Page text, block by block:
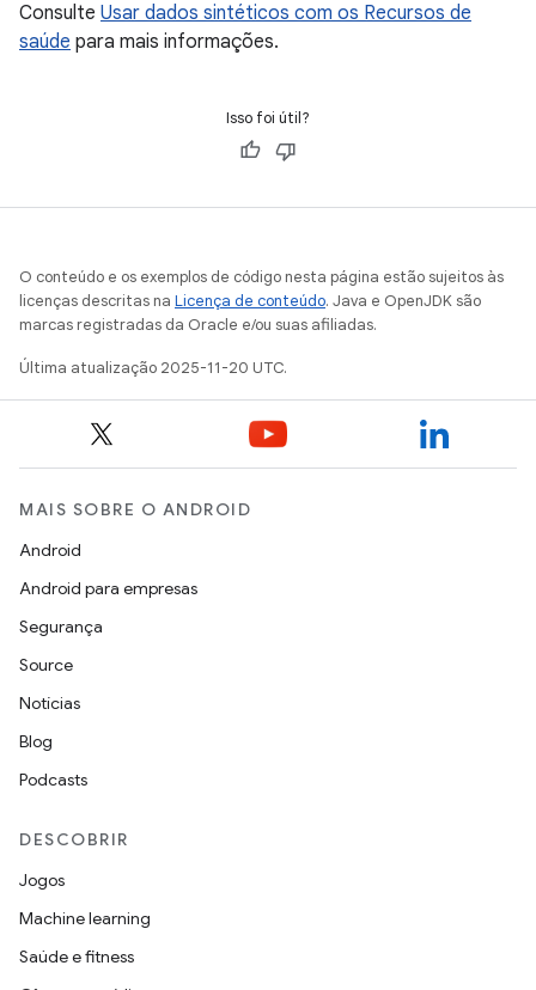
Consulte Usar dados sintéticos com os Recursos de
saúde para mais informações.
Isso foi útil?
O conteúdo e os exemplos de código nesta página estão sujeitos às
licenças descritas na Licença de conteúdo. Java e OpenJDK são
marcas registradas da Oracle e/ou suas afiliadas.
Última atualização 2025-11-20 UTC.
MAIS SOBRE O ANDROID
Android
Android para empresas
Segurança
Source
Notícias
Blog
Podcasts
DESCOBRIR
Jogos
Machine learning
Saúde e fitness